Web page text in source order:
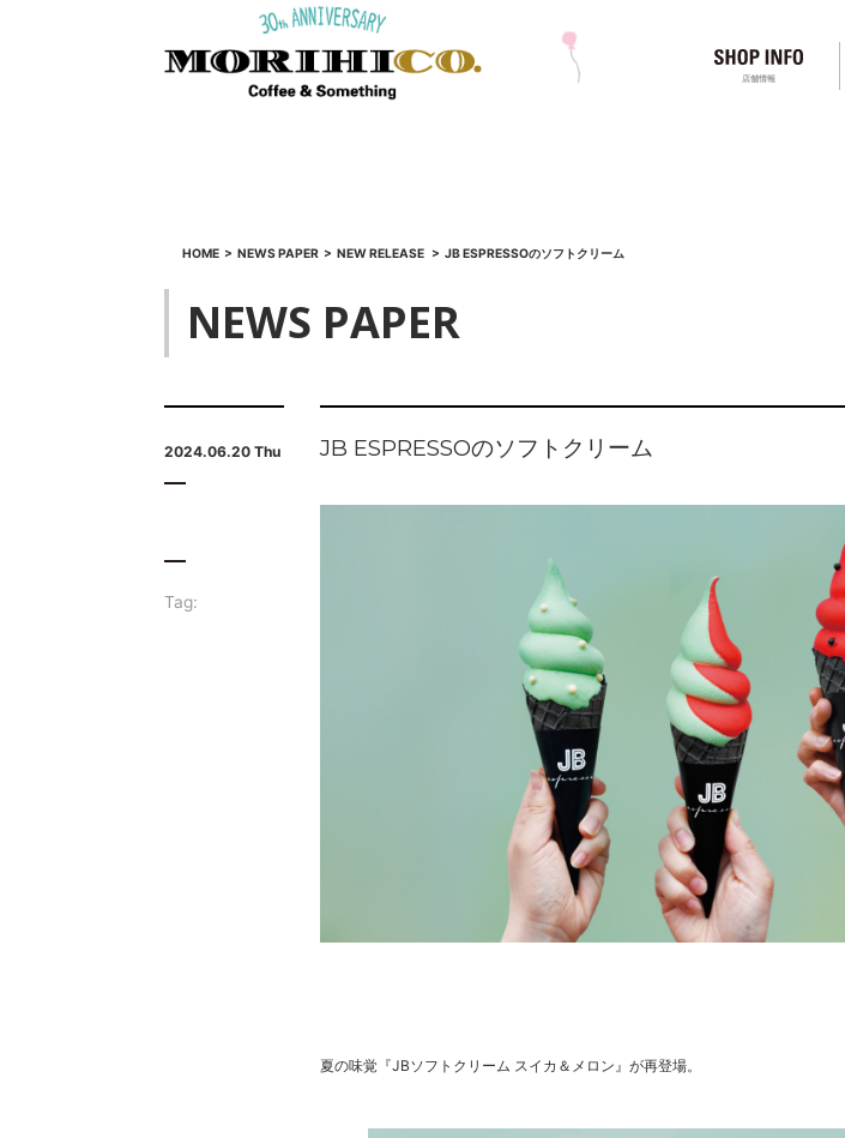
店舗情報
HOME > NEWS PAPER > NEW RELEASE > JB ESPRESSOのソフトクリーム
NEWS PAPER
2024.06.20 Thu
Tag:
JB ESPRESSOのソフトクリーム
夏の味覚『JBソフトクリーム スイカ＆メロン』が再登場。